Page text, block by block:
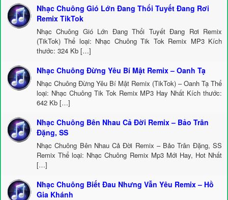
Nhạc Chuông Gió Lớn Đang Thổi Tuyết Đang Rơi
Remix TikTok
Nhạc Chuông Gió Lớn Đang Thổi Tuyết Đang Rơi Remix
(TikTok) Thể loại: Nhạc Chuông Tik Tok Remix MP3 Kích
thước: 324 Kb […]
Nhạc Chuông Đừng Yêu Bí Mật Remix – Oanh Tạ
Nhạc Chuông Đừng Yêu Bí Mật Remix (TikTok) – Oanh Tạ Thể
loại: Nhạc Chuông Tik Tok Remix MP3 Hay Nhất Kích thước:
642 Kb […]
Nhạc Chuông Bên Nhau Cả Đời Remix – Bảo Trân
Đặng, SS
Nhạc Chuông Bên Nhau Cả Đời Remix – Bảo Trân Đặng, SS
Remix Thể loại: Nhạc Chuông Remix Mp3 Mới Hay, Hot Nhất
[…]
Nhạc Chuông Biết Đau Nhưng Vẫn Yêu Remix – Hồ
Gia Khánh